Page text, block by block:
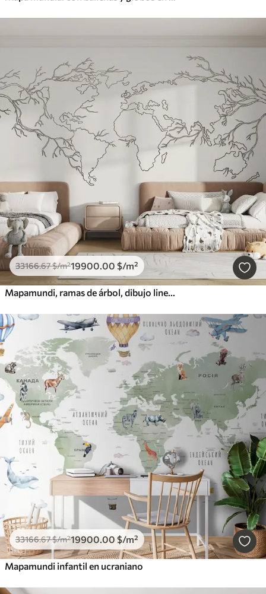
33166.67$/m²19900 .00 $/m²
33166.67$/m²19900.00 $/m²
Mapamundi infantil en ucraniano